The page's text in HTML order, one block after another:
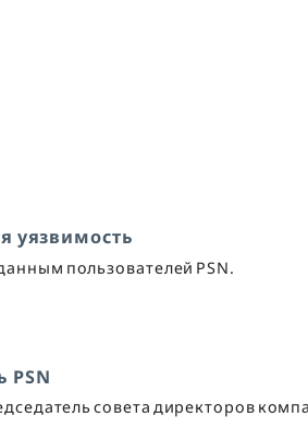
уязвимость
пользователей PSN.
PSN
совета директоров